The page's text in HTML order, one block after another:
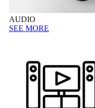
AUDIO
SEE MORE